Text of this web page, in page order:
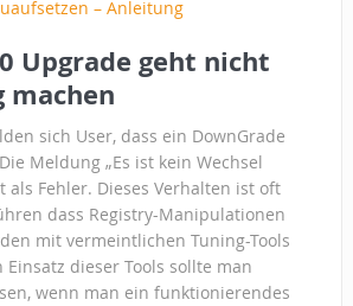
– Anleitung
Upgrade geht nicht
machen
sich User, dass ein DownGrade
Meldung „Es ist kein Wechsel
als Fehler. Dieses Verhalten ist oft
dass Registry-Manipulationen
mit vermeintlichen Tuning-Tools
Einsatz dieser Tools sollte man
wenn man ein funktionierendes